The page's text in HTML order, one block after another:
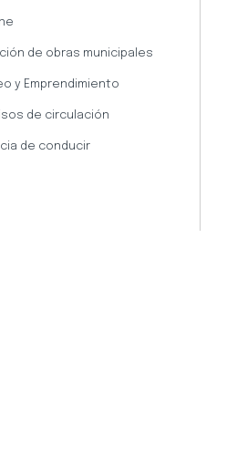
de obras municipales
y Emprendimiento
de circulación
de conducir